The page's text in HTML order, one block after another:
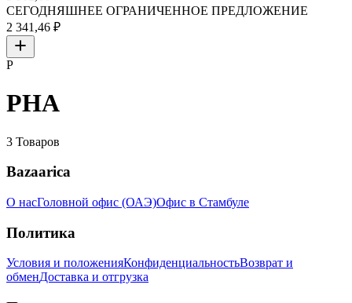
СЕГОДНЯШНЕЕ ОГРАНИЧЕННОЕ ПРЕДЛОЖЕНИЕ
2 341,46 ₽
P
PHA
3 Товаров
Bazaarica
О насГоловной офис (ОАЭ)Офис в Стамбуле
Политика
Условия и положенияКонфиденциальностьВозврат и
обменДоставка и отгрузка